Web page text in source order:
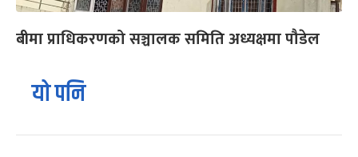
बीमा प्राधिकरणको सञ्चालक समिति अध्यक्षमा पौडेल
यो पनि